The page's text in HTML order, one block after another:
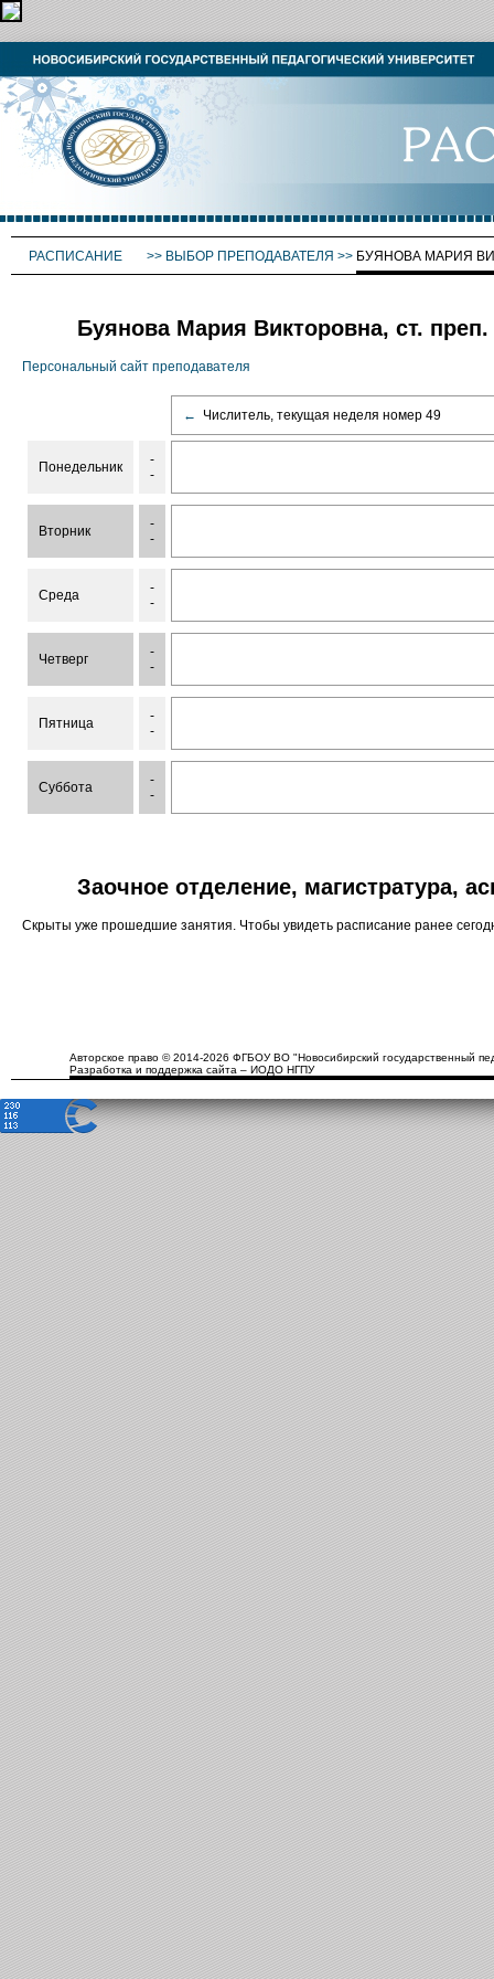
РАСПИСАНИЕ >> ВЫБОР ПРЕПОДАВАТЕЛЯ >> БУЯНОВА МАРИЯ
Буянова Мария Викторовна, ст. преп.
Персональный сайт преподавателя
← Числитель, текущая неделя номер 49
Понедельник
-
-
Вторник
-
-
Среда
-
-
Четверг
-
-
Пятница
-
-
Суббота
-
-
Заочное отделение, магистратура,
Скрыты уже прошедшие занятия. Чтобы увидеть расписание ранее
Авторское право © 2014-2026 ФГБОУ ВО "Новосибирский государственный
Разработка и поддержка сайта – ИОДО НГПУ